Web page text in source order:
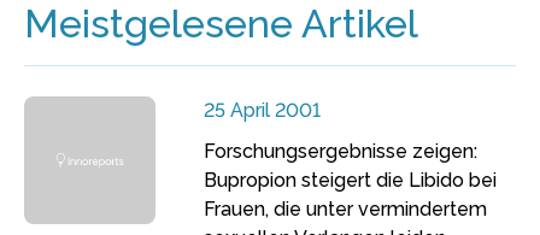
Meistgelesene Artikel
25 April 2001
Forschungsergebnisse zeigen:
Bupropion steigert die Libido bei
Frauen, die unter vermindertem